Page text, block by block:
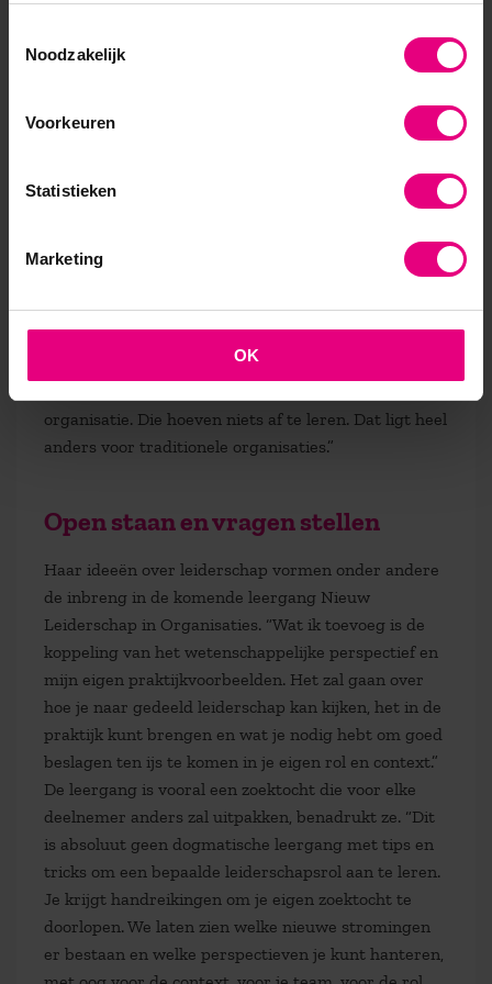
Noodzakelijk
Voorkeuren
Statistieken
Marketing
OK
Duursema besefte ook hoe lastig het is om tot
met de vuist op tafel te slaan. “Veel te lang hebben
dacht ik: dit is niet het soort gedeeld leiderschap
waar de organisaties of de mensen baat bij hebben.”
Hiërarchische organisaties vinden het heel moeilijk
om de transitie naar gedeeld leiderschap te maken.
Met name omdat mensen in posities van formele
autoriteit deze moeten opgeven. De eigenwaarde
hangt er grotendeels mee samen. “Een organisatie
organisatie. Die hoeven niets af te leren. Dat ligt heel
anders voor traditionele organisaties.”
Open staan en vragen stellen
Haar ideeën over leiderschap vormen onder andere
de inbreng in de komende leergang Nieuw
Leiderschap in Organisaties. “Wat ik toevoeg is de
koppeling van het wetenschappelijke perspectief en
mijn eigen praktijkvoorbeelden. Het zal gaan over
hoe je naar gedeeld leiderschap kan kijken, het in de
praktijk kunt brengen en wat je nodig hebt om goed
beslagen ten ijs te komen in je eigen rol en context.”
De leergang is vooral een zoektocht die voor elke
deelnemer anders zal uitpakken, benadrukt ze. “Dit
is absoluut geen dogmatische leergang met tips en
tricks om een bepaalde leiderschapsrol aan te leren.
Je krijgt handreikingen om je eigen zoektocht te
doorlopen. We laten zien welke nieuwe stromingen
er bestaan en welke perspectieven je kunt hanteren,